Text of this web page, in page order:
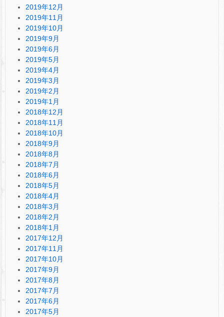
2019年12月
2019年11月
2019年10月
2019年9月
2019年6月
2019年5月
2019年4月
2019年3月
2019年2月
2019年1月
2018年12月
2018年11月
2018年10月
2018年9月
2018年8月
2018年7月
2018年6月
2018年5月
2018年4月
2018年3月
2018年2月
2018年1月
2017年12月
2017年11月
2017年10月
2017年9月
2017年8月
2017年7月
2017年6月
2017年5月